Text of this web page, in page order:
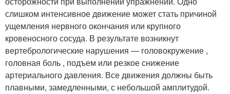
слишком интенсивное движение может стать причиной
ущемления нервного окончания или крупного
кровеносного сосуда. В результате возникнут
вертебрологические нарушения — головокружение ,
головная боль , подъем или резкое снижение
артериального давления. Все движения должны быть
плавными, замедленными, с небольшой амплитудой.